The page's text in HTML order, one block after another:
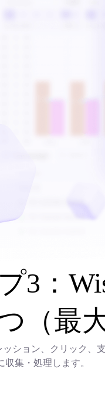
3：
（最
ッション、クリック
集・処理します。